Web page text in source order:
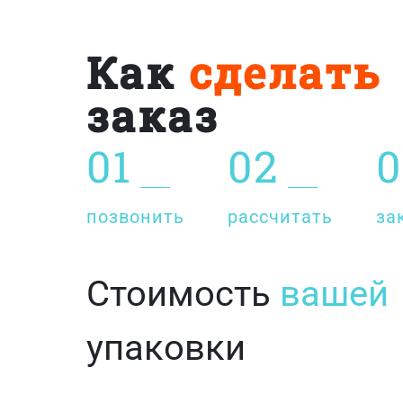
Как сделать
заказ
01
позвонить
02
рассчитать
Стоимость вашей
упаковки